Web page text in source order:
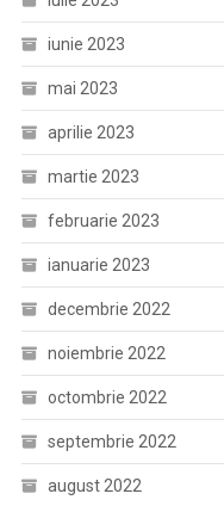
iunie 2023
mai 2023
aprilie 2023
martie 2023
februarie 2023
ianuarie 2023
decembrie 2022
noiembrie 2022
octombrie 2022
septembrie 2022
august 2022